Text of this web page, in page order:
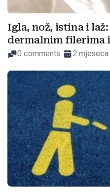
Igla, nož, istina i
dermalnim filerima
0 comments 2 mjeseca